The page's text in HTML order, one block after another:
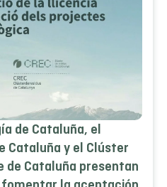
de Cataluña, el
Cataluña y el Clúster
de Cataluña presentan